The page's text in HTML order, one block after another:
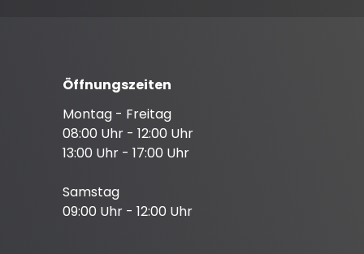
Öffnungszeiten
Montag - Freitag
08:00 Uhr - 12:00 Uhr
13:00 Uhr - 17:00 Uhr
Samstag
09:00 Uhr - 12:00 Uhr